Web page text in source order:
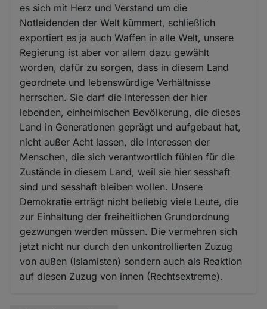
es sich mit Herz und Verstand um die
Notleidenden der Welt kümmert, schließlich
exportiert es ja auch Waffen in alle Welt, unsere
Regierung ist aber vor allem dazu gewählt
worden, dafür zu sorgen, dass in diesem Land
geordnete und lebenswürdige Verhältnisse
herrschen. Sie darf die Interessen der hier
lebenden, einheimischen Bevölkerung, die dieses
Land in Generationen geprägt und aufgebaut hat,
nicht außer Acht lassen, die Interessen der
Menschen, die sich verantwortlich fühlen für die
Zustände in diesem Land, weil sie hier sesshaft
sind und sesshaft bleiben wollen. Unsere
Demokratie erträgt nicht beliebig viele Leute, die
zur Einhaltung der freiheitlichen Grundordnung
gezwungen werden müssen. Die vermehren sich
jetzt nicht nur durch den unkontrollierten Zuzug
von außen (Islamisten) sondern auch als Reaktion
auf diesen Zuzug von innen (Rechtsextreme).